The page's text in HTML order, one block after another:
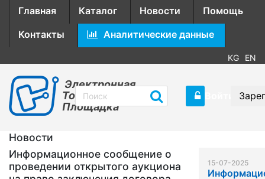
Главная Каталог Новости
Помощь
Контакты
Аналитические данные
KG EN
Электронная
Торговая
Площадка
Новости
Информационное сообщение о
проведении открытого аукциона
15-07-2025